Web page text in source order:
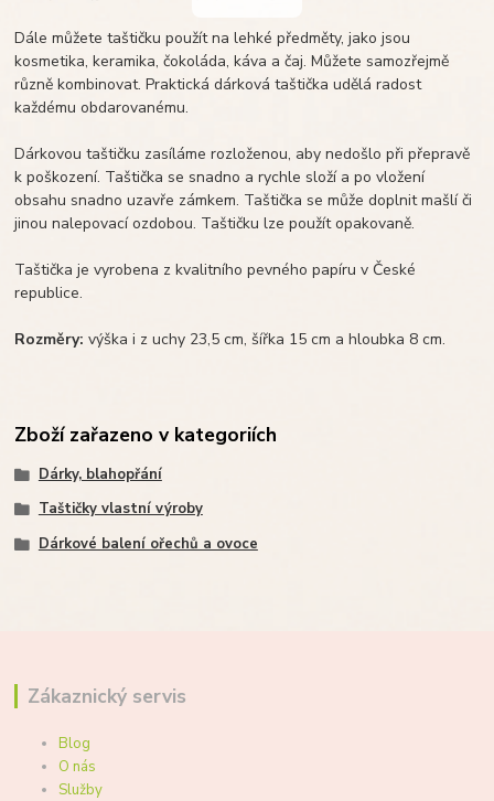
Dále můžete taštičku použít na lehké předměty, jako jsou
kosmetika, keramika, čokoláda, káva a čaj. Můžete samozřejmě
různě kombinovat. Praktická dárková taštička udělá radost
každému obdarovanému.
Dárkovou taštičku zasíláme rozloženou, aby nedošlo při přepravě
k poškození. Taštička se snadno a rychle složí a po vložení
obsahu snadno uzavře zámkem. Taštička se může doplnit mašlí či
jinou nalepovací ozdobou. Taštičku lze použít opakovaně.
Taštička je vyrobena z kvalitního pevného papíru v České
republice.
Rozměry: výška i z uchy 23,5 cm, šířka 15 cm a hloubka 8 cm.
Zboží zařazeno v kategoriích
Dárky, blahopřání
Taštičky vlastní výroby
Dárkové balení ořechů a ovoce
Zákaznický servis
Blog
O nás
Služby